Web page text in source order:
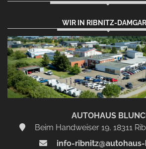
WIR IN RIBNITZ-
AUTOHAUS
Beim Handweiser 19, 18311
info-